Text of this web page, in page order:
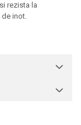
rezista la
de inot.